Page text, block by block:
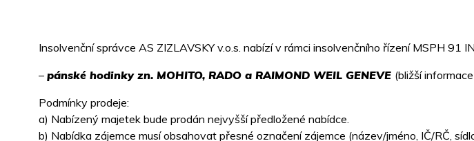
Insolvenční správce AS ZIZLAVSKY v.o.s. nabízí v rámci insolvenčního řízení MSPH 91
– pánské hodinky zn. MOHITO, RADO a RAIMOND WEIL GENEVE (bližší
Podmínky prodeje:
a) Nabízený majetek bude prodán nejvyšší předložené nabídce.
b) Nabídka zájemce musí obsahovat přesné označení zájemce (název/jméno, IČ/RČ,